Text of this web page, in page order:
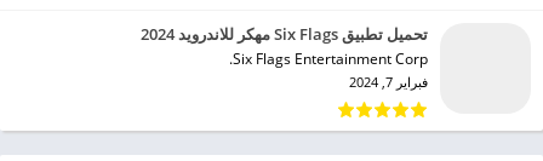
تحميل تطبيق Six Flags مهكر للاندرويد 2024
Six Flags Entertainment Corp.‏
فبراير 7, 2024